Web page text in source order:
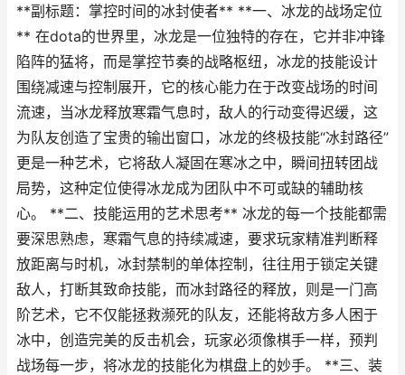
**副标题：掌控时间的冰封使者** **一、冰龙的战场定位
** 在dota的世界里，冰龙是一位独特的存在，它并非冲锋
陷阵的猛将，而是掌控节奏的战略枢纽，冰龙的技能设计
围绕减速与控制展开，它的核心能力在于改变战场的时间
流速，当冰龙释放寒霜气息时，敌人的行动变得迟缓，这
为队友创造了宝贵的输出窗口，冰龙的终极技能“冰封路径”
更是一种艺术，它将敌人凝固在寒冰之中，瞬间扭转团战
局势，这种定位使得冰龙成为团队中不可或缺的辅助核
心。 **二、技能运用的艺术思考** 冰龙的每一个技能都需
要深思熟虑，寒霜气息的持续减速，要求玩家精准判断释
放距离与时机，冰封禁制的单体控制，往往用于锁定关键
敌人，打断其致命技能，而冰封路径的释放，则是一门高
阶艺术，它不仅能拯救濒死的队友，还能将敌方多人困于
冰中，创造完美的反击机会，玩家必须像棋手一样，预判
战场每一步，将冰龙的技能化为棋盘上的妙手。 **三、装